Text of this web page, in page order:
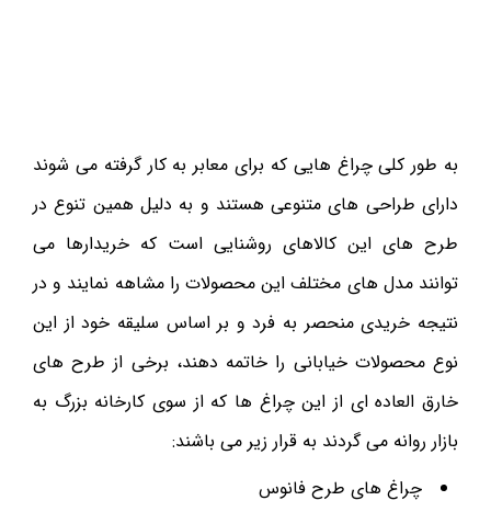
به طور کلی چراغ هایی که برای معابر به کار گرفته می شوند
دارای طراحی های متنوعی هستند و به دلیل همین تنوع در
طرح های این کالاهای روشنایی است که خریدارها می
توانند مدل های مختلف این محصولات را مشاهه نمایند و در
نتیجه خریدی منحصر به فرد و بر اساس سلیقه خود از این
نوع محصولات خیابانی را خاتمه دهند، برخی از طرح های
خارق العاده ای از این چراغ ها که از سوی کارخانه بزرگ به
بازار روانه می گردند به قرار زیر می باشند:
چراغ های طرح فانوس